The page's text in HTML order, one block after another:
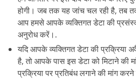
होगी। जब तक यह जांच चल रही है, तब
आप हमसे आपके व्यक्तिगत डेटा की
अनुरोध करें।.
यदि आपके व्यक्तिगत डेटा की प्रक्रिया
है, तो आपके पास इस डेटा को मिटाने की
प्रक्रिया पर प्रतिबंध लगाने की मांग